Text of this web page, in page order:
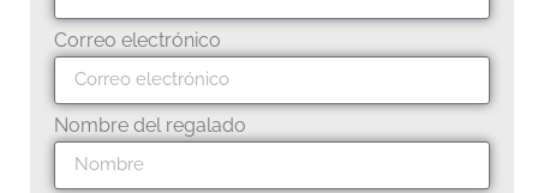
Correo electrónico
Nombre del regalado